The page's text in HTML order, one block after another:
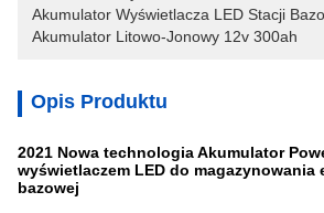
Akumulator Wyświetlacza LED Stacji
Akumulator Litowo-Jonowy 12v 300ah
Opis Produktu
2021 Nowa technologia Akumulator
wyświetlaczem LED do magazynowania
bazowej